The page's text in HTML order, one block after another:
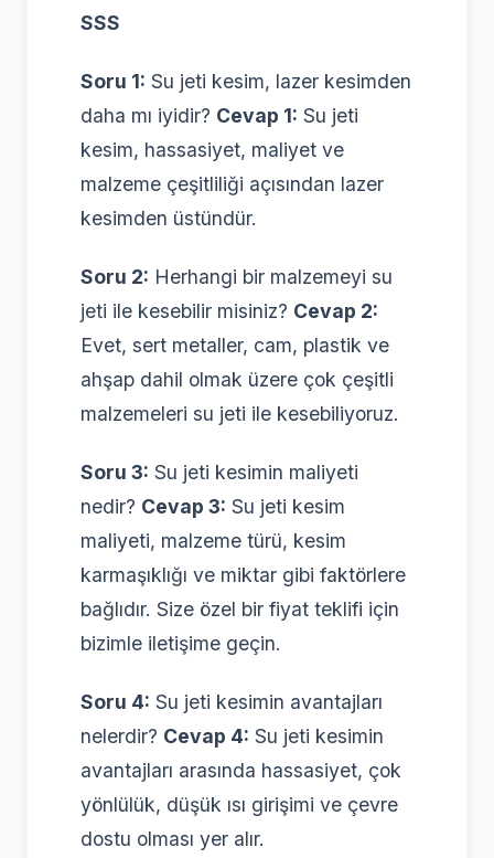
SSS
Soru 1: Su jeti kesim, lazer kesimden
daha mı iyidir? Cevap 1: Su jeti
kesim, hassasiyet, maliyet ve
malzeme çeşitliliği açısından lazer
kesimden üstündür.
Soru 2: Herhangi bir malzemeyi su
jeti ile kesebilir misiniz? Cevap 2:
Evet, sert metaller, cam, plastik ve
ahşap dahil olmak üzere çok çeşitli
malzemeleri su jeti ile kesebiliyoruz.
Soru 3: Su jeti kesimin maliyeti
nedir? Cevap 3: Su jeti kesim
maliyeti, malzeme türü, kesim
karmaşıklığı ve miktar gibi faktörlere
bağlıdır. Size özel bir fiyat teklifi için
bizimle iletişime geçin.
Soru 4: Su jeti kesimin avantajları
nelerdir? Cevap 4: Su jeti kesimin
avantajları arasında hassasiyet, çok
yönlülük, düşük ısı girişimi ve çevre
dostu olması yer alır.